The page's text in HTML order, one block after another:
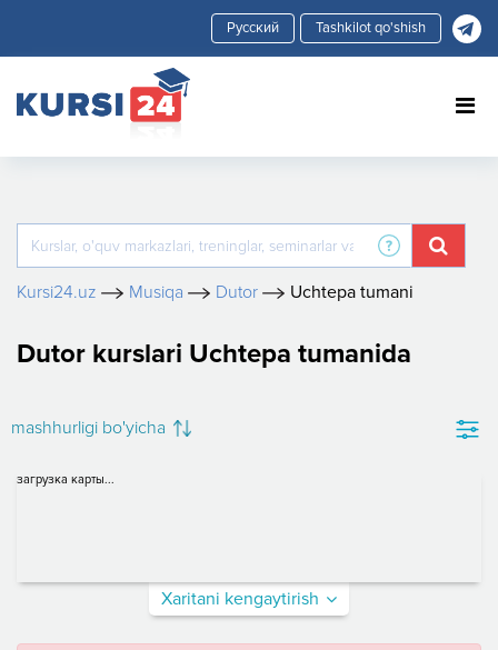
Tashkilot qo'shish
Kursi24.uz Musiqa Dutor Uchtepa tumani
Dutor kurslari Uchtepa tumanida
mashhurligi bo'yicha
загрузка карты...
Xaritani kengaytirish